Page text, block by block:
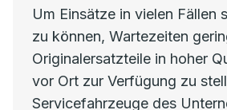
Um Einsätze in vielen Fällen
zu können, Wartezeiten
Originalersatzteile in hoher
vor Ort zur Verfügung zu
Servicefahrzeuge des